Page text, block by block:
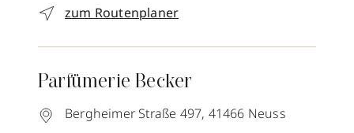
zum Routenplaner
Parfümerie Becker
Bergheimer Straße 497, 41466 Neuss